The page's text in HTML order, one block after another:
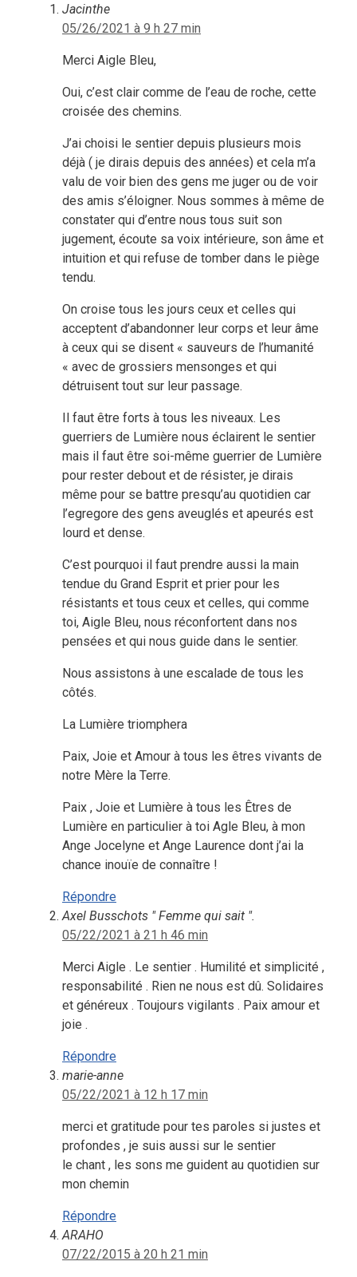
Jacinthe
05/26/2021 à 9 h 27 min
Merci Aigle Bleu,
Oui, c’est clair comme de l’eau de roche, cette
croisée des chemins.
J’ai choisi le sentier depuis plusieurs mois
déjà ( je dirais depuis des années) et cela m’a
valu de voir bien des gens me juger ou de voir
des amis s’éloigner. Nous sommes à même de
constater qui d’entre nous tous suit son
jugement, écoute sa voix intérieure, son âme et
intuition et qui refuse de tomber dans le piège
tendu.
On croise tous les jours ceux et celles qui
acceptent d’abandonner leur corps et leur âme
à ceux qui se disent « sauveurs de l’humanité
« avec de grossiers mensonges et qui
détruisent tout sur leur passage.
Il faut être forts à tous les niveaux. Les
guerriers de Lumière nous éclairent le sentier
mais il faut être soi-même guerrier de Lumière
pour rester debout et de résister, je dirais
même pour se battre presqu’au quotidien car
l’egregore des gens aveuglés et apeurés est
lourd et dense.
C’est pourquoi il faut prendre aussi la main
tendue du Grand Esprit et prier pour les
résistants et tous ceux et celles, qui comme
toi, Aigle Bleu, nous réconfortent dans nos
pensées et qui nous guide dans le sentier.
Nous assistons à une escalade de tous les
côtés.
La Lumière triomphera
Paix, Joie et Amour à tous les êtres vivants de
notre Mère la Terre.
Paix , Joie et Lumière à tous les Êtres de
Lumière en particulier à toi Agle Bleu, à mon
Ange Jocelyne et Ange Laurence dont j’ai la
chance inouïe de connaître !
Répondre
Axel Busschots " Femme qui sait ".
05/22/2021 à 21 h 46 min
Merci Aigle . Le sentier . Humilité et simplicité ,
responsabilité . Rien ne nous est dû. Solidaires
et généreux . Toujours vigilants . Paix amour et
joie .
Répondre
marie-anne
05/22/2021 à 12 h 17 min
merci et gratitude pour tes paroles si justes et
profondes , je suis aussi sur le sentier
le chant , les sons me guident au quotidien sur
mon chemin
Répondre
ARAHO
07/22/2015 à 20 h 21 min